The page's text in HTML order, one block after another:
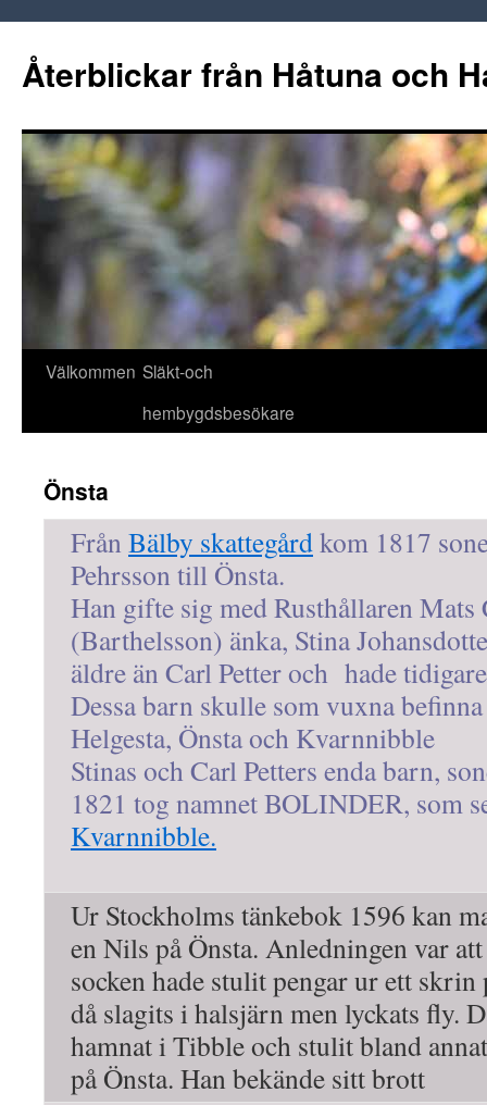
innehåll
Återblickar från Håtuna och
Välkommen Släkt-och
hembygdsbesökare
Önsta
Från Bälby skattegårdkom 1817
Pehrsson till Önsta.
Han gifte sig med Rusthållaren
(Barthelsson) änka, Stina
äldre än Carl Petter och hade
Dessa barn skulle som vuxna
Helgesta, Önsta och Kvarnnibble
Stinas och Carl Petters enda barn,
1821 tog namnet BOLINDER, som
Kvarnnibble.
Ur Stockholms tänkebok 1596 kan
en Nils på Önsta. Anledningen var
socken hade stulit pengar ur ett
då slagits i halsjärn men lyckats fly.
hamnat i Tibble och stulit bland
på Önsta. Han bekände sitt brott